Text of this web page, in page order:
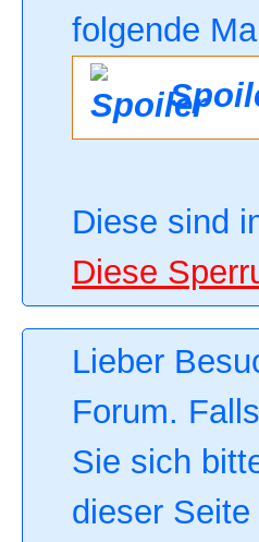
folgende
Diese sind
Diese
Lieber
Forum.
Sie sich
dieser